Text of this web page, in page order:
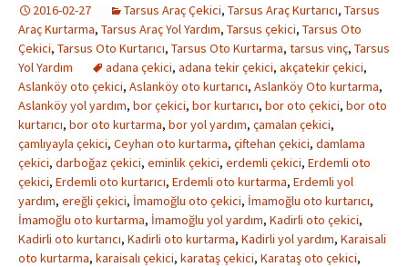
2016-02-27 Tarsus Araç Çekici, Tarsus Araç Kurtarıcı, Tarsus
Araç Kurtarma, Tarsus Araç Yol Yardım, Tarsus çekici, Tarsus Oto
Çekici, Tarsus Oto Kurtarıcı, Tarsus Oto Kurtarma, tarsus vinç, Tarsus
Yol Yardım
adana çekici, adana tekir çekici, akçatekir çekici,
Aslanköy oto çekici, Aslanköy oto kurtarıcı, Aslanköy Oto kurtarma,
Aslanköy yol yardım, bor çekici, bor kurtarıcı, bor oto çekici, bor oto
kurtarıcı, bor oto kurtarma, bor yol yardım, çamalan çekici,
çamlıyayla çekici, Ceyhan oto kurtarma, çiftehan çekici, damlama
çekici, darboğaz çekici, eminlik çekici, erdemli çekici, Erdemli oto
çekici, Erdemli oto kurtarıcı, Erdemli oto kurtarma, Erdemli yol
yardım, ereğli çekici, İmamoğlu oto çekici, İmamoğlu oto kurtarıcı,
İmamoğlu oto kurtarma, İmamoğlu yol yardım, Kadirli oto çekici,
Kadirli oto kurtarıcı, Kadirli oto kurtarma, Kadirli yol yardım, Karaisali
oto kurtarma, karaisalı çekici, karataş çekici, Karataş oto çekici,